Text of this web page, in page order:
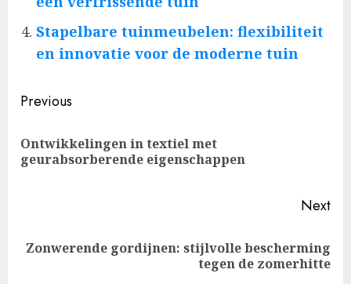
Stapelbare tuinmeubelen: flexibiliteit
en innovatie voor de moderne tuin
Post
navigation
Previous
Ontwikkelingen in textiel met
geurabsorberende eigenschappen
Next
Next
Zonwerende gordijnen: stijlvolle bescherming
tegen de zomerhitte